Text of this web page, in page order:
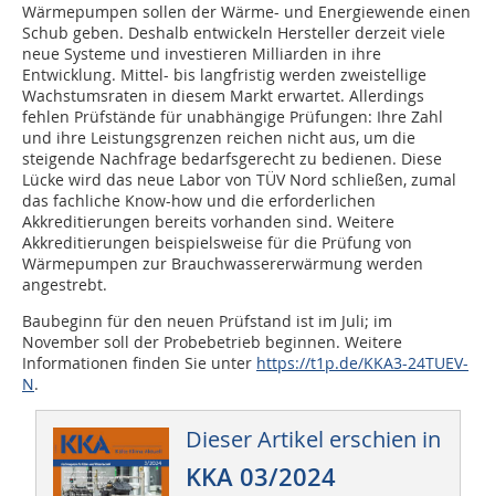
Wärmepumpen sollen der Wärme- und Energiewende einen
Schub geben. Deshalb entwickeln Hersteller derzeit viele
neue Systeme und investieren Milliarden in ihre
Entwicklung. Mittel- bis langfristig werden zweistellige
Wachstumsraten in diesem Markt erwartet. Allerdings
fehlen Prüfstände für unabhängige Prüfungen: Ihre Zahl
und ihre Leistungsgrenzen reichen nicht aus, um die
steigende Nachfrage bedarfsgerecht zu bedienen. Diese
Lücke wird das neue Labor von TÜV Nord schließen, zumal
das fachliche Know-how und die erforderlichen
Akkreditierungen bereits vorhanden sind. Weitere
Akkreditierungen beispielsweise für die Prüfung von
Wärmepumpen zur Brauchwassererwärmung werden
angestrebt.
Baubeginn für den neuen Prüfstand ist im Juli; im
November soll der Probebetrieb beginnen. Weitere
Informationen finden Sie unter https://t1p.de/KKA3-24TUEV-
N.
Dieser Artikel erschien in
KKA 03/2024